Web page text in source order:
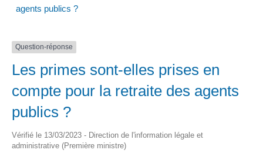
agents publics ?
Question-réponse
Les primes sont-elles prises en
compte pour la retraite des agents
publics ?
Vérifié le 13/03/2023 - Direction de l'information légale et
administrative (Première ministre)